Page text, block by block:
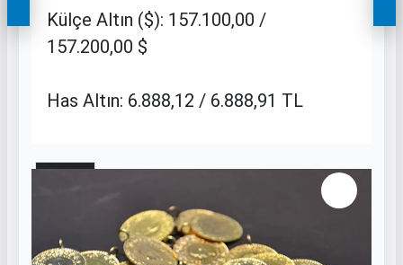
Külçe Altın ($): 157.100,00 /
157.200,00 $
Has Altın: 6.888,12 / 6.888,91 TL